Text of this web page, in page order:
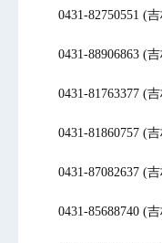
0431-82750551 (吉
0431-88906863 (吉
0431-81763377 (吉
0431-81860757 (吉
0431-87082637 (吉
0431-85688740 (吉